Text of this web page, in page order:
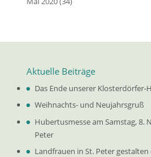
Aktuelle Beiträge
Das Ende unserer Klosterdörfer-
Weihnachts- und Neujahrsgruß
Hubertusmesse am Samstag, 8.
Peter
Landfrauen in St. Peter